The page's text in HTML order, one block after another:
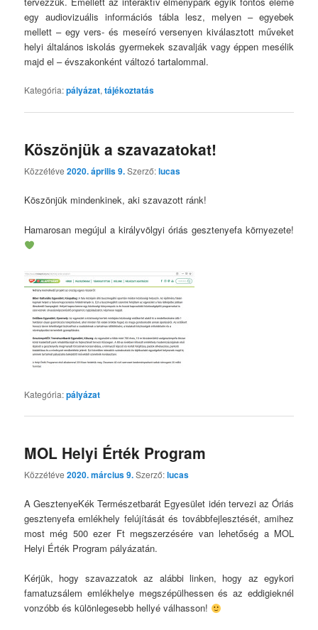
egy audiovizuális információs tábla lesz, melyen – egyebek
mellett – egy vers- és meseíró versenyen kiválasztott műveket
helyi általános iskolás gyermekek szavalják vagy éppen mesélik
majd el – évszakonként változó tartalommal.
Kategória:pályázat,tájékoztatás
Köszönjük a szavazatokat!
Közzétéve2020. április 9.Szerző:lucas
Köszönjük mindenkinek, aki szavazott ránk!
Hamarosan megújul a királyvölgyi óriás gesztenyefa környezete!
Kategória:pályázat
MOL Helyi Érték Program
Közzétéve2020. március 9.Szerző:lucas
A GesztenyeKék Természetbarát Egyesület idén tervezi az Óriás
gesztenyefa emlékhely felújítását és továbbfejlesztését, amihez
most még 500 ezer Ft megszerzésére van lehetőség a MOL
Helyi Érték Program pályázatán.
Kérjük, hogy szavazzatok az alábbi linken, hogy az egykori
famatuzsálem emlékhelye megszépülhessen és az eddigieknél
vonzóbb és különlegesebb hellyé válhasson!